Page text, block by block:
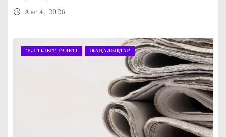
Авг 4, 2026
"ЕЛ ТІЛЕГІ" ГАЗЕТІ ЖАҢАЛЫҚТАР